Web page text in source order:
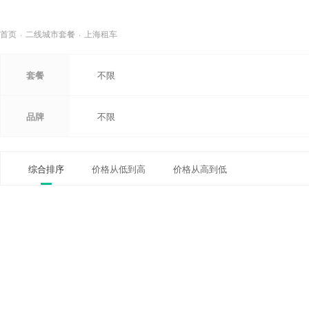
首页 · 二线城市套餐 · 上海租车
套餐 不限
品牌 不限
综合排序 价格从低到高 价格从高到低